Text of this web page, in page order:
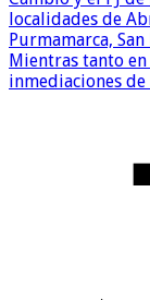
localidades de
Purmamarca,
Mientras tanto
inmediaciones de